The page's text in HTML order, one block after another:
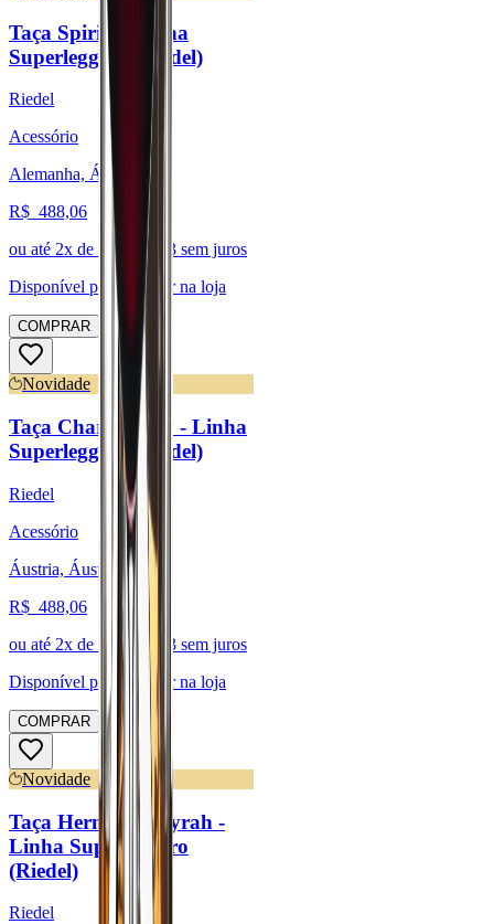
Taça Spirits - Linha
Superleggero (Riedel)
Riedel
Acessório
Alemanha, Áustria
R$ 488,06
ou até 2x de R$ 244,03 sem juros
Disponível para:
Retirar na loja
COMPRAR
Novidade
Taça Chardonnay - Linha
Superleggero (Riedel)
Riedel
Acessório
Áustria, Áustria
R$ 488,06
ou até 2x de R$ 244,03 sem juros
Disponível para:
Retirar na loja
COMPRAR
Novidade
Taça Hermitage/Syrah -
Linha Superleggero
(Riedel)
Riedel